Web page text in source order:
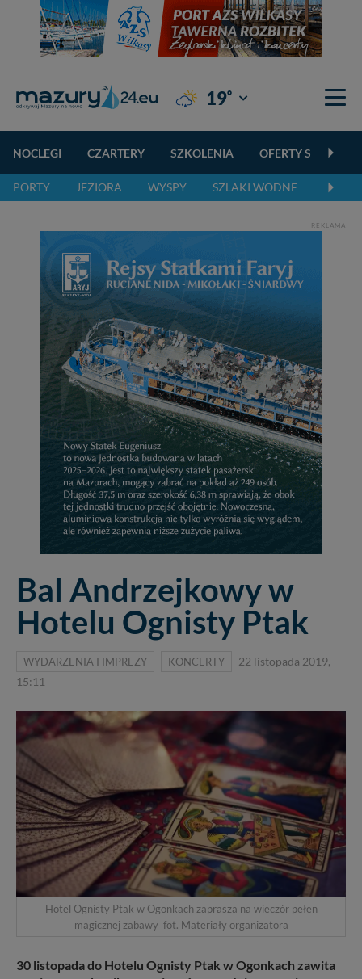
19° Giżycko
NOCLEGI CZARTERY SZKOLENIA OFERTY
PORTY JEZIORA WYSPY SZLAKI WODNE
REKLAMA
Bal Andrzejkowy w
Hotelu Ognisty Ptak
WYDARZENIA I IMPREZY KONCERTY
22 listopada 2019,
15:11
Hotel Ognisty Ptak w Ogonkach zaprasza na wieczór pełen
magicznej zabawy fot. Materiały organizatora
30 listopada do Hotelu Ognisty Ptak w Ogonkach zawita